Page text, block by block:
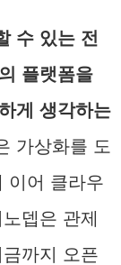
수 있는 전
플랫폼을
게 생각하는
가상화를 도
이어 클라우
뎁은 관제
까지 오픈